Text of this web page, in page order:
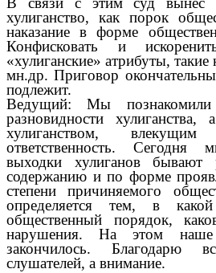
хулиганство, как порок
наказание в форме
Конфисковать и
«хулиганские» атрибуты, такие
мн.др. Приговор
подлежит.
Ведущий: Мы
разновидности
хулиганством, влекущим
ответственность.
выходки хулиганов бывают
содержанию и по форме
степени причиняемого
определяется тем, в
общественный порядок,
нарушения. На этом наше
закончилось. Благодарю
слушателей, а внимание.